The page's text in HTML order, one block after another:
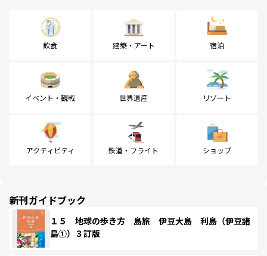
飲食 建築・アート 宿泊
イベント・観戦 世界遺産 リゾート
アクティビティ 鉄道・フライト ショップ
新刊ガイドブック
１５ 地球の歩き方 島旅 伊豆大島 利島（伊豆諸
島①）３訂版